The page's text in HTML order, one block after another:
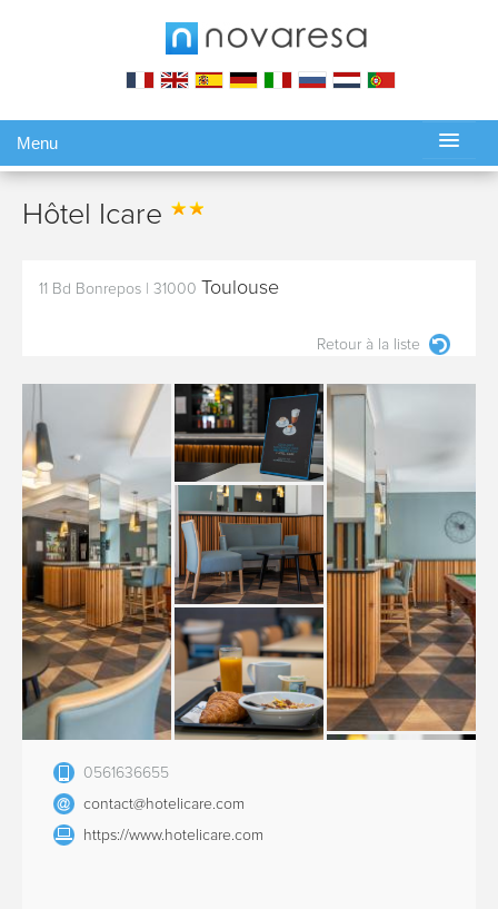
Menu
Hôtel Icare
11 Bd Bonrepos 31000 Toulouse
Retour à la liste
0561636655
contact@hotelicare.com
https://www.hotelicare.com